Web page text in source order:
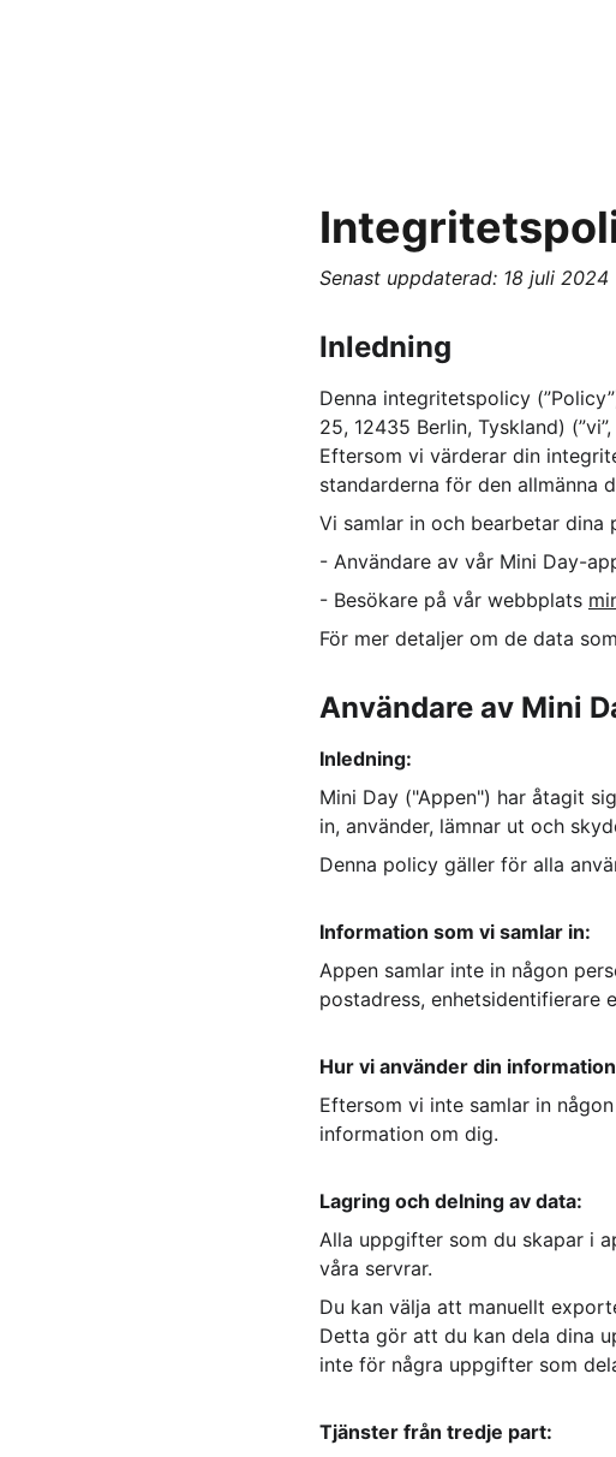
Senast uppdaterad: 18 juli 2024
Inledning
Denna integritetspolicy
25, 12435 Berlin, Tyskland)
Eftersom vi värderar din
standarderna för den allmänna
Vi samlar in och bearbetar
- Användare av vår Mini Day-
- Besökare på vår webbplats
För mer detaljer om de data
Användare av Mini
Inledning:
Mini Day ("Appen") har åtagit
in, använder, lämnar ut och
Denna policy gäller för alla
Information som vi samlar in:
Appen samlar inte in någon
postadress, enhetsidentifierare
Hur vi använder din
Eftersom vi inte samlar in
information om dig.
Lagring och delning av data:
Alla uppgifter som du skapar i
våra servrar.
Du kan välja att manuellt
Detta gör att du kan dela dina
inte för några uppgifter som
Tjänster från tredje part: